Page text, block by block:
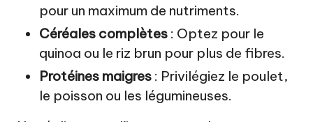
pour un maximum de nutriments.
Céréales complètes : Optez pour le
quinoa ou le riz brun pour plus de fibres.
Protéines maigres : Privilégiez le poulet,
le poisson ou les légumineuses.